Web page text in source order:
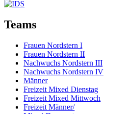
Teams
Frauen Nordstern I
Frauen Nordstern II
Nachwuchs Nordstern III
Nachwuchs Nordstern IV
Männer
Freizeit Mixed Dienstag
Freizeit Mixed Mittwoch
Freizeit Männer/